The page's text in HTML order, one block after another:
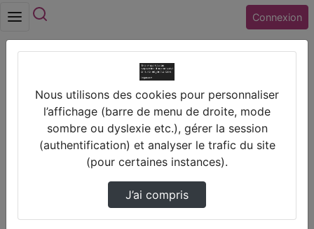
Connexion
Comment Accéder À Ma Classe Virtuelle
Bigblu…
Prendre des notes
Il n'y a pas de note disponible pour vous pour cette vidéo.
Connectez-vous pour en créer une nouvelle.
Nous utilisons des cookies pour personnaliser
l’affichage (barre de menu de droite, mode
sombre ou dyslexie etc.), gérer la session
(authentification) et analyser le trafic du site
(pour certaines instances).
J’ai compris